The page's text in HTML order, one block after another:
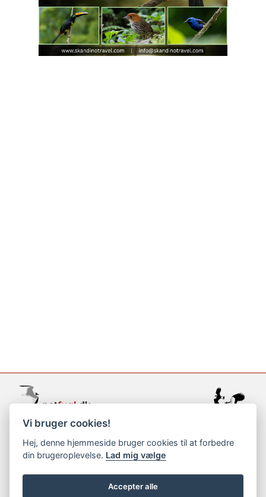
support@netfugl.dk
copyright © 2002-2023
Vi bruger cookies!
Hej, denne hjemmeside bruger cookies til at forbedre
din brugeroplevelse. Lad mig vælge
Accepter alle